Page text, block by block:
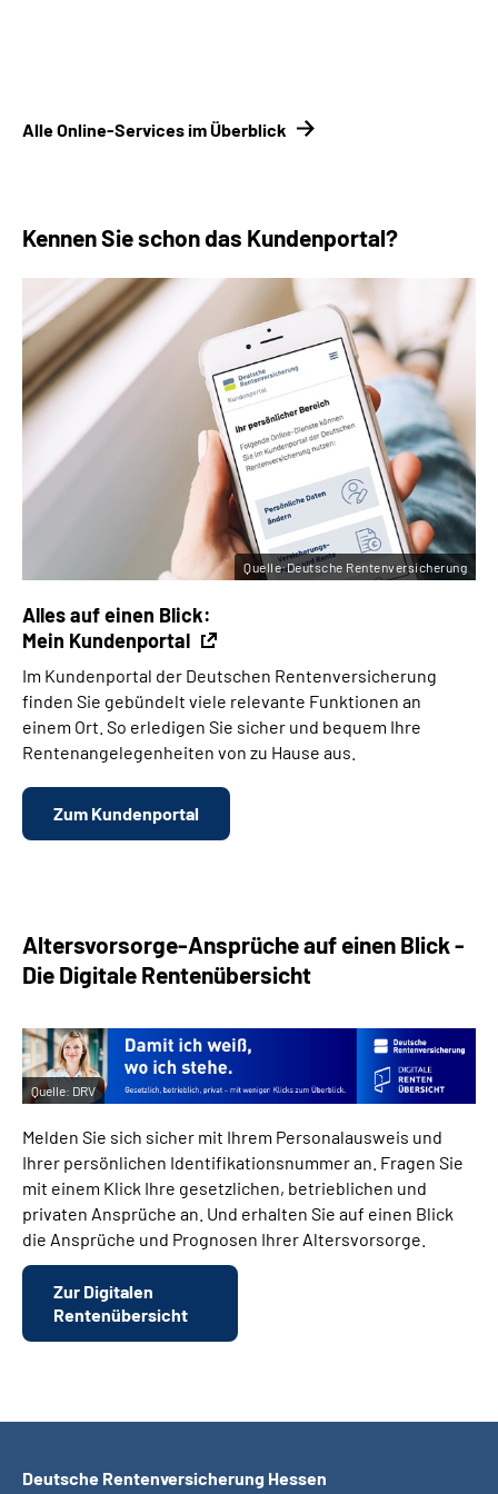
Alle Online-Services im Überblick
Kennen Sie schon das Kundenportal?
Alles auf einen Blick:
Mein Kundenportal
Im Kundenportal der Deutschen Rentenversicherung
finden Sie gebündelt viele relevante Funktionen an
einem Ort. So erledigen Sie sicher und bequem Ihre
Rentenangelegenheiten von zu Hause aus.
Zum Kundenportal
Quelle:Deutsche Rentenversicherung
Altersvorsorge-Ansprüche auf einen Blick -
Die Digitale Rentenübersicht
Quelle: DRV
Melden Sie sich sicher mit Ihrem Personalausweis und
Ihrer persönlichen Identifikationsnummer an. Fragen Sie
mit einem Klick Ihre gesetzlichen, betrieblichen und
privaten Ansprüche an. Und erhalten Sie auf einen Blick
die Ansprüche und Prognosen Ihrer Altersvorsorge.
Zur Digitalen
Rentenübersicht
Deutsche Rentenversicherung Hessen